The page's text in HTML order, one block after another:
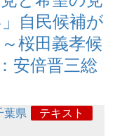
自民候補が
桜田義孝候
安倍晋三総
葉県
テキスト